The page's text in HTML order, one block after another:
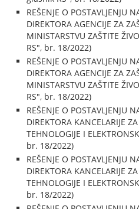
REŠENJE O POSTAVLJENJU
DIREKTORA AGENCIJE ZA
MINISTARSTVU ZAŠTITE
RS", br. 18/2022)
REŠENJE O POSTAVLJENJU
DIREKTORA AGENCIJE ZA
MINISTARSTVU ZAŠTITE
RS", br. 18/2022)
REŠENJE O POSTAVLJENJU
DIREKTORA KANCELARIJE
TEHNOLOGIJE I
br. 18/2022)
REŠENJE O POSTAVLJENJU
DIREKTORA KANCELARIJE
TEHNOLOGIJE I
br. 18/2022)